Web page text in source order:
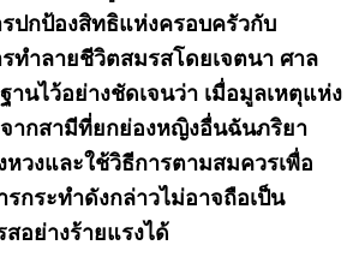
ปกป้องสิทธิแห่งครอบครัวกับ
ทำลายชีวิตสมรสโดยเจตนา ศาล
านไว้อย่างชัดเจนว่า เมื่อมูลเหตุแห่ง
ากสามีที่ยกย่องหญิงอื่นฉันภริยา
วงและใช้วิธีการตามสมควรเพื่อ
กระทำดังกล่าวไม่อาจถือเป็น
อย่างร้ายแรงได้